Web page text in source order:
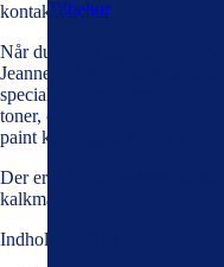
Tilbehør
kontakter os!
Når du køber Jeanne d’Arc
Jeanne d’Arc Vintage paint
specialudviklede farver. Du
toner, og charmerende
paint kalkmaling til et hit i
Der er 3-10 dages
kalkmaling.
Indhold: 100 ml